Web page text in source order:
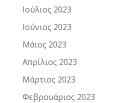
Ιούλιος 2023
Ιούνιος 2023
Μάιος 2023
Απρίλιος 2023
Μάρτιος 2023
Φεβρουάριος 2023